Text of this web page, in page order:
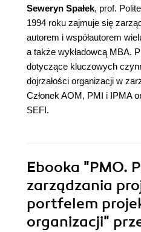
Seweryn Spałek, prof.
1994 roku zajmuje się
autorem i współautorem
a także wykładowcą MBA.
dotyczące kluczowych
dojrzałości organizacji w
Członek AOM, PMI i IPMA
SEFI.
Ebooka "PMO.
zarządzania
portfelem
organizacji"